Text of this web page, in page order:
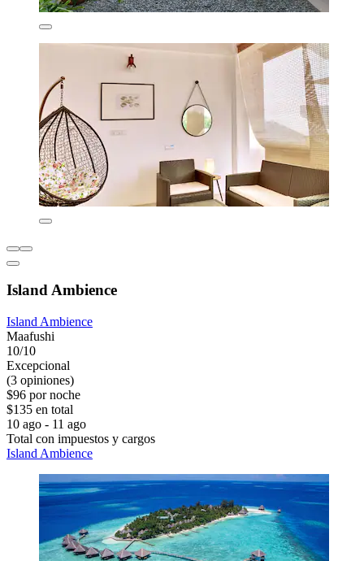
Island Ambience
Island Ambience
Maafushi
10/10
Excepcional
(3 opiniones)
$96 por noche
$135 en total
10 ago - 11 ago
Total con impuestos y cargos
Island Ambience